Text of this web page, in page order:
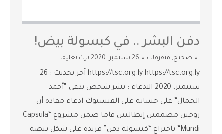
دفن البشر .. في كبسولة بيض!
صحيح, متفرقات 26 سبتمبر، 2020 اترك تعليقا
https://tsc.org.ly https://tsc.org.ly آخر تحديث : 26
سبتمبر، 2020 الادعاء : نشر شخص يدعى “أحمد
الجمال” على حسابه على الفيسبوك ادعاء مفاده أن
زوجين مصممين إيطاليين قاما ضمن مشروع “Capsula
Mundi” باختراع “كبسولة دفن” فريدة على شكل بيضة